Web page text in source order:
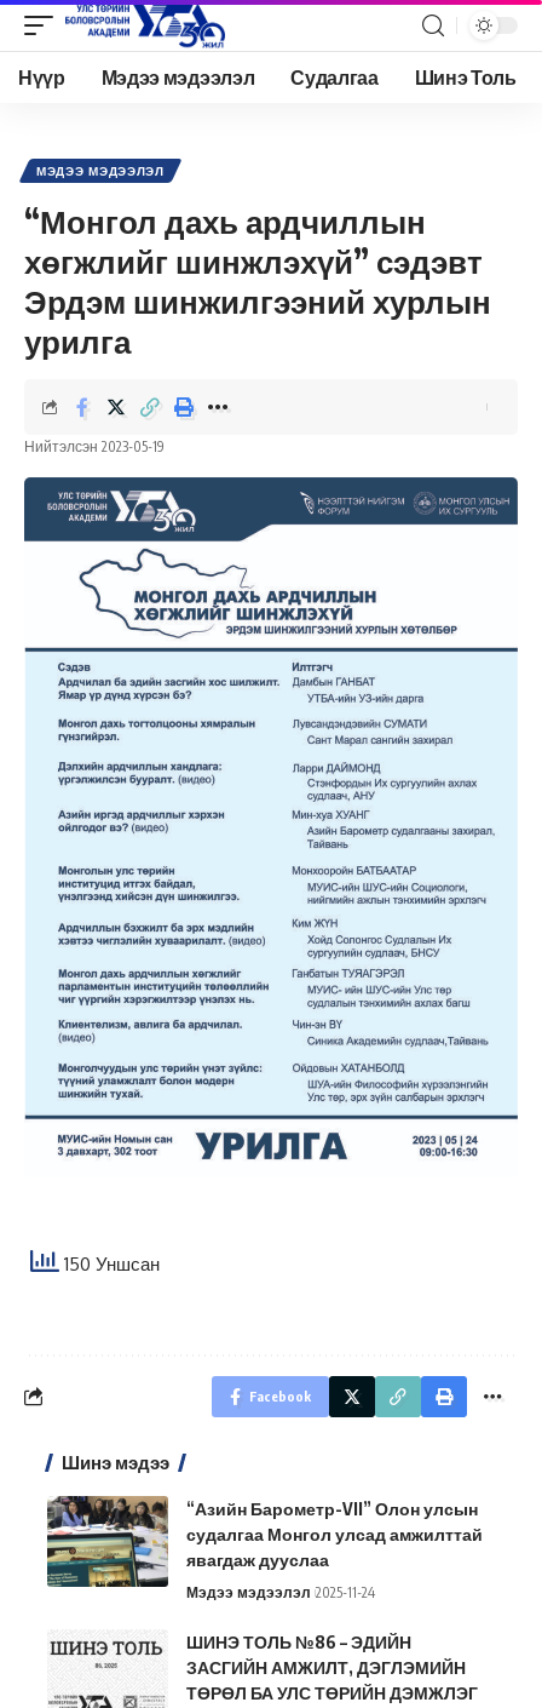
Нүүр Мэдээ мэдээлэл Судалгаа Шинэ Толь
МЭДЭЭ МЭДЭЭЛЭЛ
“Монгол дахь ардчиллын
хөгжлийг шинжлэхүй” сэдэвт
Эрдэм шинжилгээний хурлын
урилга
Нийтэлсэн 2023-05-19
150 Уншсан
Facebook
Шинэ мэдээ
“Азийн Барометр-VII” Олон улсын
судалгаа Монгол улсад амжилттай
явагдаж дууслаа
Мэдээ мэдээлэл 2025-11-24
ШИНЭ ТОЛЬ №86 – ЭДИЙН
ЗАСГИЙН АМЖИЛТ, ДЭГЛЭМИЙН
ТӨРӨЛ БА УЛС ТӨРИЙН ДЭМЖЛЭГ